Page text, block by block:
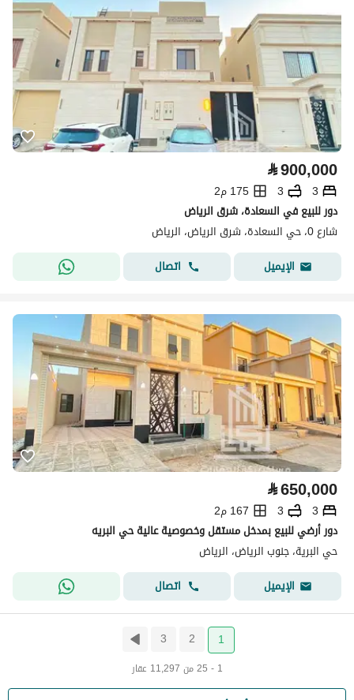
⃁900,000
3
3
175 م2
دور للبيع في السعادة، شرق الرياض
شارع 0، حي السعادة، شرق الرياض، الرياض
الإيميل
اتصال
⃁650,000
3
3
167 م2
دور أرضي للبيع بمدخل مستقل وخصوصية عالية حي البريه
حي البرية، جنوب الرياض، الرياض
الإيميل
اتصال
1
2
3
1 - 25 من 11,297 عقار